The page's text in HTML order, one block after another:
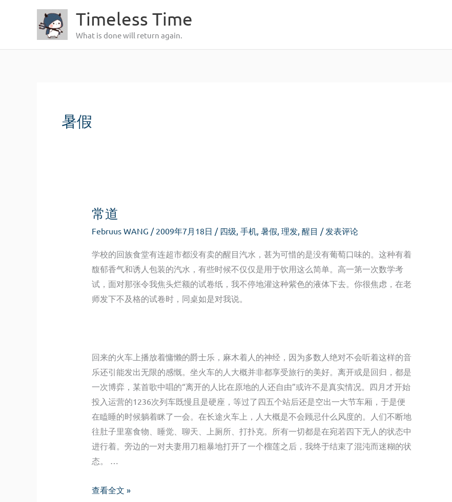
容
Timeless Time
What is done will return again.
暑假
常道
Februus WANG / 2009年7月18日 / 四级 手机 暑假 理发, 醒目 / 发表评论
学校的回族食堂有连超市都没有卖的醒目汽水，甚为可惜的是没有葡萄口味的。这种有着
馥郁香气和诱人包装的汽水，有些时候不仅仅是用于饮用这么简单。高一第一次数学考
试，面对那张令我焦头烂额的试卷纸，我不停地灌这种紫色的液体下去。你很焦虑，在老
师发下不及格的试卷时，同桌如是对我说。
回来的火车上播放着慵懒的爵士乐，麻木着人的神经，因为多数人绝对不会听着这样的音
乐还引能发出无限的感慨。坐火车的人大概并非都享受旅行的美好。离开或是回归，都是
一次博弈，某首歌中唱的“离开的人比在原地的人还自由”或许不是真实情况。四月才开始
投入运营的1236次列车既慢且是硬座，等过了四五个站后还是空出一大节车厢，于是便
在瞌睡的时候躺着眯了一会。在长途火车上，人大概是不会顾忌什么风度的。人们不断地
往肚子里塞食物、睡觉、聊天、上厕所、打扑克。所有一切都是在宛若四下无人的状态中
进行着。旁边的一对夫妻用刀粗暴地打开了一个榴莲之后，我终于结束了混沌而迷糊的状
态。 …
常
查看全文 »